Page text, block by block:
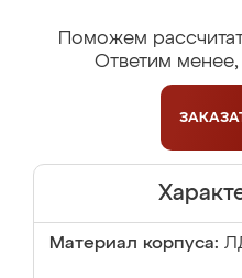
Поможем
Ответим менее,
Материал корпуса: